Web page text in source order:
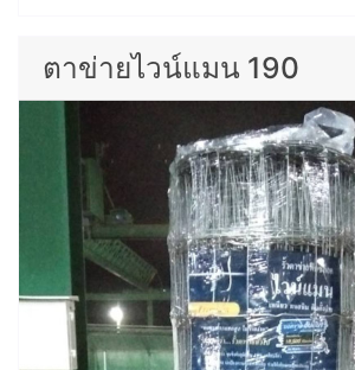
ตาข่ายไวน์แมน 190